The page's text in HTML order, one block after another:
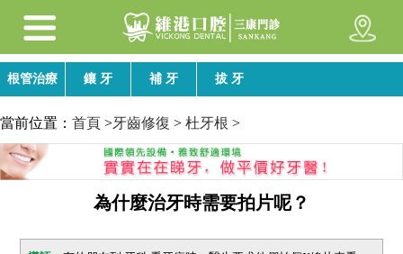
根管治療 鑲 牙 補 牙 拔 牙
當前位置： 首頁 >牙齒修復 > 杜牙根 >
為什麼治牙時需要拍片呢？